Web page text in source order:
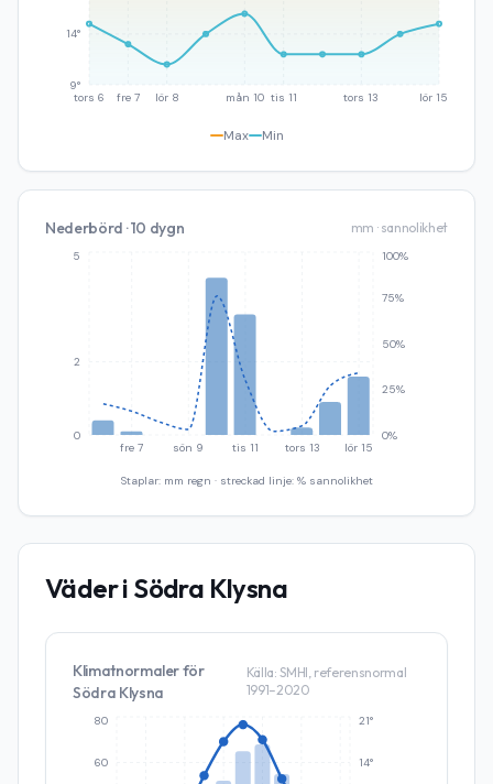
tors 6 fre 7 lör 8 mån 10 tis 11 tors 13 lör 15
9°
14°
Max Min
Nederbörd · 10 dygn mm · sannolikhet
fre 7 sön 9 tis 11 tors 13 lör 15
0
2
5
0%
25%
50%
75%
100%
Staplar: mm regn · streckad linje: % sannolikhet
Väder i Södra Klysna
Klimatnormaler för
Södra Klysna
Källa: SMHI, referensnormal
1991–2020
60
80
14°
21°